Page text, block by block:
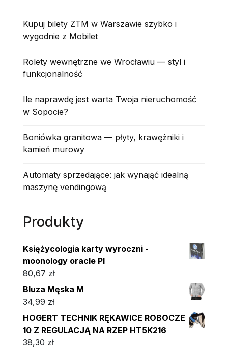
Kupuj bilety ZTM w Warszawie szybko i
wygodnie z Mobilet
Rolety wewnętrzne we Wrocławiu — styl i
funkcjonalność
Ile naprawdę jest warta Twoja nieruchomość
w Sopocie?
Boniówka granitowa — płyty, krawężniki i
kamień murowy
Automaty sprzedające: jak wynająć idealną
maszynę vendingową
Produkty
Księżycologia karty wyroczni -
moonology oracle Pl
80,67 zł
Bluza Męska M
34,99 zł
HOGERT TECHNIK RĘKAWICE ROBOCZE
10 Z REGULACJĄ NA RZEP HT5K216
38,30 zł